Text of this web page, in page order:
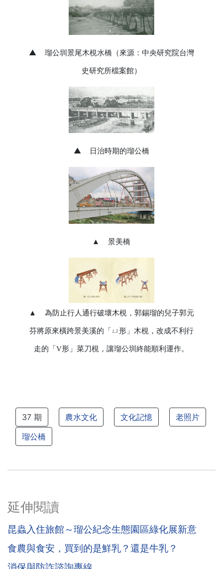
▲ 瑠公圳景尾木梘水橋（來源：中央研究院台灣
史研究所檔案館）
▲ 日治時期的瑠公橋
▲ 景美橋
▲ 為防止行人通行破壞木梘，郭錫瑠的兒子郭元
芬將原來橫跨景美溪的「ㄩ形」木梘，改成不利行
走的「V形」菜刀梘，讓瑠公圳終能順利運作。
37 期 農水文化 文化記憶
老照片
瑠公橋
延伸閱讀
昆蟲入住旅館～瑠公紀念生態園區綠化展新意
食農與食安，買到的是鮮乳？還是牛乳？